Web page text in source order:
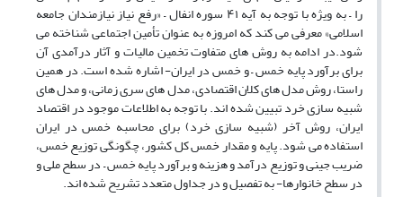
را – به ویژه با توجه به آیه ۴۱ سوره انفال – «رفع نیاز نیازمندان جامعه
اسلامی» معرفی می کند که امروزه به عنوان تأمین اجتماعی شناخته می
شود.در ادامه به روش های متفاوت تخمین مالیات و آثار درآمدی آن
برای برآورد پایه خمس – و خمس در ایران- اشاره شده است. در همین
راستا، روش مدل های کلان اقتصادی، مدل های سری زمانی، و مدل های
شبیه سازی خرد تبیین شده اند. با توجه به اطلاعات موجود در اقتصاد
ایران، روش آخر (شبیه سازی خرد) برای محاسبه خمس در ایران
استفاده می شود. پایه و مقدار خمس کل کشور، چگونگی توزیع خمس،
ضریب جینی و توزیع درآمد و هزینه و برآورد پایه خمس – در سطح ملی و
در سطح خانوارها- به تفصیل و در جداول متعدد تشریح شده اند.